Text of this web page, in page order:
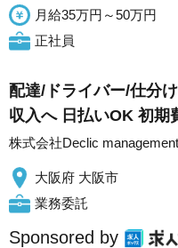
月給35万円～50万円
正社員
配達/ドライバー/仕分
収入へ 日払いOK 初期
株式会社Declic management
大阪府 大阪市
業務委託
Sponsored by